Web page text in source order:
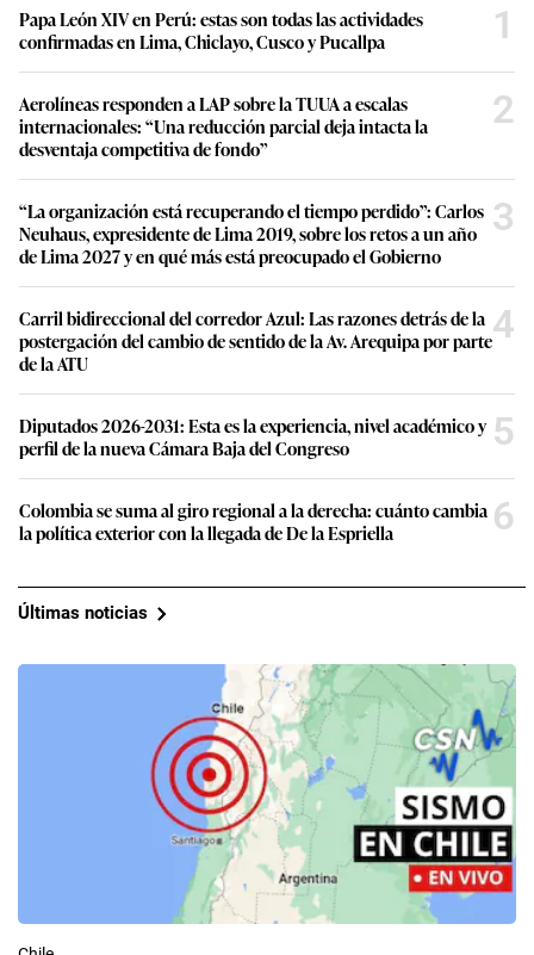
Papa León XIV en Perú: estas son todas las actividades
confirmadas en Lima, Chiclayo, Cusco y Pucallpa
1
Aerolíneas responden a LAP sobre la TUUA a escalas
internacionales: “Una reducción parcial deja intacta la
desventaja competitiva de fondo”
2
“La organización está recuperando el tiempo perdido”: Carlos
Neuhaus, expresidente de Lima 2019, sobre los retos a un año
de Lima 2027 y en qué más está preocupado el Gobierno
3
Carril bidireccional del corredor Azul: Las razones detrás de la
postergación del cambio de sentido de la Av. Arequipa por parte
de la ATU
4
Diputados 2026-2031: Esta es la experiencia, nivel académico y
perfil de la nueva Cámara Baja del Congreso
5
Colombia se suma al giro regional a la derecha: cuánto cambia
la política exterior con la llegada de De la Espriella
6
Últimas noticias